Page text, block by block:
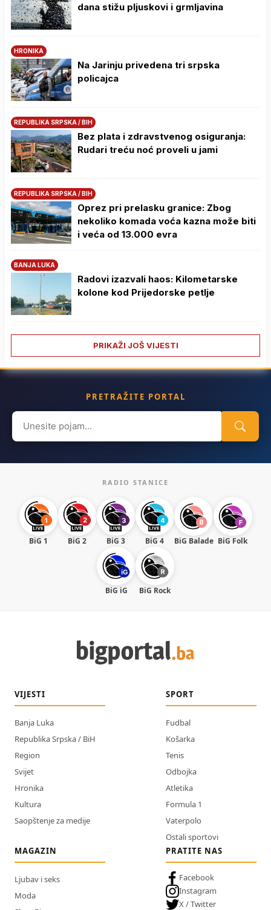
dana stižu pljuskovi i grmljavina
HRONIKA
Na Јarinju privedena tri srpska
policajca
REPUBLIKA SRPSKA / BIH
Bez plata i zdravstvenog osiguranja:
Rudari treću noć proveli u jami
REPUBLIKA SRPSKA / BIH
Oprez pri prelasku granice: Zbog
nekoliko komada voća kazna može biti
i veća od 13.000 evra
BANJA LUKA
Radovi izazvali haos: Kilometarske
kolone kod Prijedorske petlje
PRIKAŽI JOŠ VIJESTI
PRETRAŽITE PORTAL
Search
for:
RADIO STANICE
BiG 1 BiG 2 BiG 3 BiG 4 BiG Balade BiG Folk
BiG iG BiG Rock
VIJESTI
Banja Luka
Republika Srpska / BiH
Region
Svijet
Hronika
Kultura
Saopštenje za medije
SPORT
Fudbal
Košarka
Tenis
Odbojka
Atletika
Formula 1
Vaterpolo
Ostali sportovi
MAGAZIN
Ljubav i seks
Moda
PRATITE NAS
Facebook
Instagram
X / Twitter